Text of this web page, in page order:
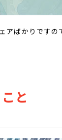
ばかりですの
と